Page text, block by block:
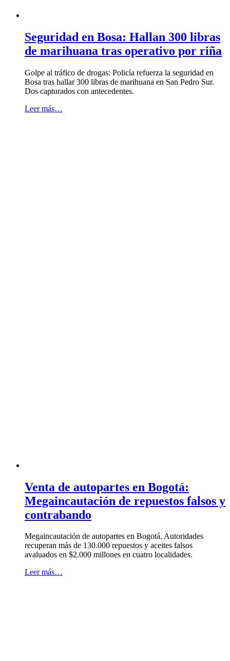
Seguridad en Bosa: Hallan 300 libras
de marihuana tras operativo por riña
Golpe al tráfico de drogas: Policía refuerza la seguridad en
Bosa tras hallar 300 libras de marihuana en San Pedro Sur.
Dos capturados con antecedentes.
Leer más…
Venta de autopartes en Bogotá:
Megaincautación de repuestos falsos y
contrabando
Megaincautación de autopartes en Bogotá. Autoridades
recuperan más de 130.000 repuestos y aceites falsos
avaluados en $2.000 millones en cuatro localidades.
Leer más…